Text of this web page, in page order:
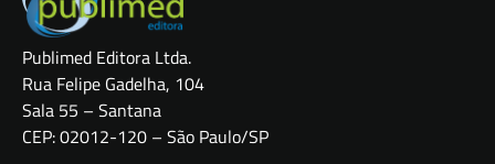
Publimed Editora Ltda.
Rua Felipe Gadelha, 104
Sala 55 – Santana
CEP: 02012-120 – São Paulo/SP